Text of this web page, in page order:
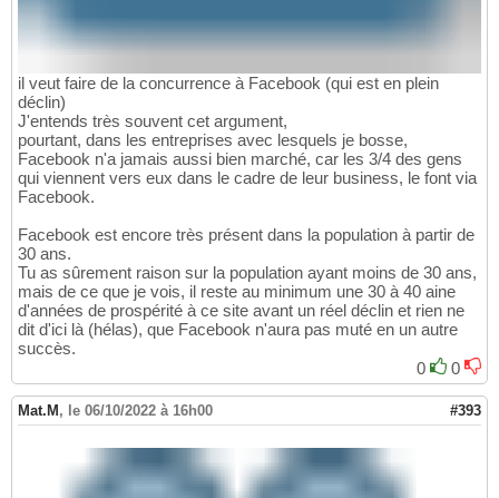
il veut faire de la concurrence à Facebook (qui est en plein
déclin)
J'entends très souvent cet argument,
pourtant, dans les entreprises avec lesquels je bosse,
Facebook n'a jamais aussi bien marché, car les 3/4 des gens
qui viennent vers eux dans le cadre de leur business, le font via
Facebook.
Facebook est encore très présent dans la population à partir de
30 ans.
Tu as sûrement raison sur la population ayant moins de 30 ans,
mais de ce que je vois, il reste au minimum une 30 à 40 aine
d'années de prospérité à ce site avant un réel déclin et rien ne
dit d'ici là (hélas), que Facebook n'aura pas muté en un autre
succès.
0
0
Mat.M , le 06/10/2022 à 16h00 #393